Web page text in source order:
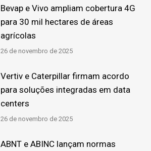
Bevap e Vivo ampliam cobertura 4G
para 30 mil hectares de áreas
agrícolas
26 de novembro de 2025
Vertiv e Caterpillar firmam acordo
para soluções integradas em data
centers
26 de novembro de 2025
ABNT e ABINC lançam normas